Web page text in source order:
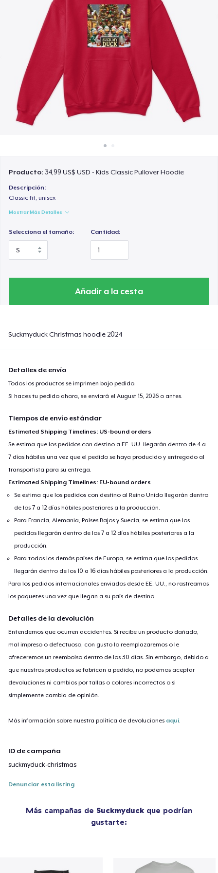
Venda en todas partes
Venda lo que sea
Producto: 34,99 US$ USD - Kids Classic Pullover Hoodie
Descripción:
Classic fit, unisex
Mostrar Más Detalles
Selecciona el tamaño: Cantidad:
Añadir a la cesta
Suckmyduck Christmas hoodie 2024
Detalles de envío
Todos los productos se imprimen bajo pedido.
Si haces tu pedido ahora, se enviará elAugust 15, 2026 o antes.
Tiempos de envío estándar
Estimated Shipping Timelines: US-bound orders
Se estima que los pedidos con destino a EE. UU. llegarán dentro de 4 a
7 días hábiles una vez que el pedido se haya producido y entregado al
transportista para su entrega.
Estimated Shipping Timelines: EU-bound orders
Se estima que los pedidos con destino al Reino Unido llegarán dentro
de los 7 a 12 días hábiles posteriores a la producción.
Para Francia, Alemania, Países Bajos y Suecia, se estima que los
pedidos llegarán dentro de los 7 a 12 días hábiles posteriores a la
producción.
Para todos los demás países de Europa, se estima que los pedidos
llegarán dentro de los 10 a 16 días hábiles posteriores a la producción.
Para los pedidos internacionales enviados desde EE. UU., no rastreamos
los paquetes una vez que llegan a su país de destino.
Detalles de la devolución
Entendemos que ocurren accidentes. Si recibe un producto dañado,
mal impreso o defectuoso, con gusto lo reemplazaremos o le
ofreceremos un reembolso dentro de los 30 días. Sin embargo, debido a
que nuestros productos se fabrican a pedido, no podemos aceptar
devoluciones ni cambios por tallas o colores incorrectos o si
simplemente cambia de opinión.
Más información sobre nuestra política de devoluciones aquí
ID de campaña
suckmyduck-christmas
Denunciar esta listing
Más campañas de Suckmyduck que podrían
gustarte: